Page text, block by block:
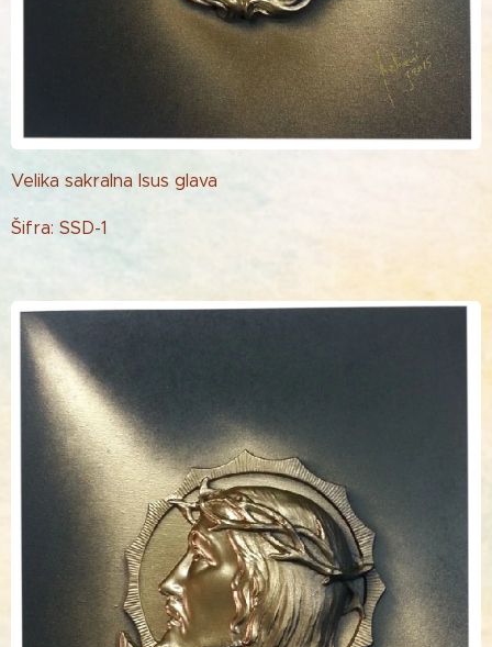
Velika sakralna Isus glava
Šifra: SSD-1